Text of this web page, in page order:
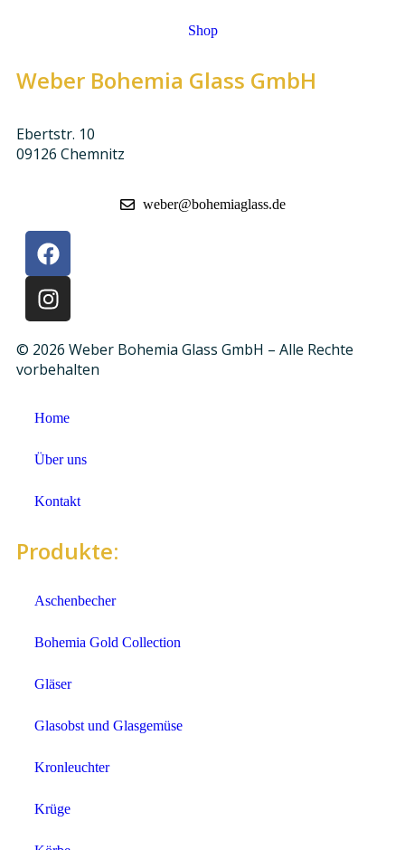
Shop
Weber Bohemia Glass GmbH
Ebertstr. 10
09126 Chemnitz
weber@bohemiaglass.de
© 2026 Weber Bohemia Glass GmbH – Alle Rechte
vorbehalten
Home
Über uns
Kontakt
Produkte:
Aschenbecher
Bohemia Gold Collection
Gläser
Glasobst und Glasgemüse
Kronleuchter
Krüge